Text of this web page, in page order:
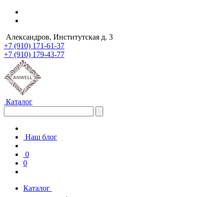
Александров, Институтская д. 3
+7 (910) 171-61-37
+7 (910) 179-43-77
Каталог
Наш блог
0
0
Каталог